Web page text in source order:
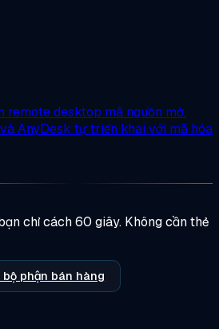
remote desktop mã nguồn mở.
AnyDesk tự triển khai với mã hóa
chỉ cách 60 giây. Không cần thẻ
bộ phận bán hàng